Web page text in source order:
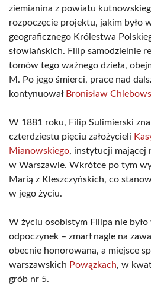
ziemianina z powiatu
rozpoczęcie projektu, jakim było
geograficznego Królestwa
słowiańskich. Filip samodzielnie
tomów tego ważnego dzieła,
M. Po jego śmierci, prace nad
kontynuował Bronisław
W 1881 roku, Filip Sulimierski
czterdziestu pięciu założycieli
Mianowskiego, instytucji mającej
w Warszawie. Wkrótce po tym
Marią z Kleszczyńskich, co
w jego życiu.
W życiu osobistym Filipa nie było
odpoczynek – zmarł nagle na
obecnie honorowana, a miejsce
warszawskich Powązkach, w
grób nr 5.